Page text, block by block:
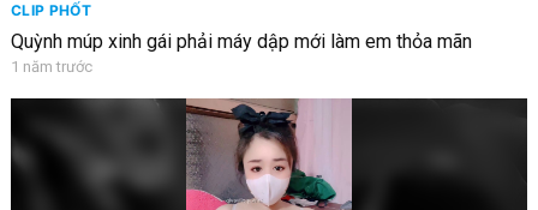
CLIP PHỐT
Quỳnh múp xinh gái phải máy dập mới làm em thỏa mãn
1 năm trước